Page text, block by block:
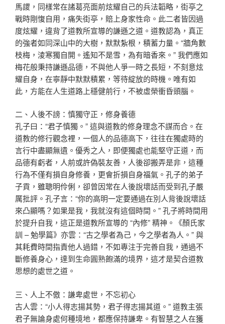
馬謖，同樣常在諸葛亮面前炫耀自己的兵法韜略，街亭之
戰時剛愎自用，痛失街亭，賠上身家性命。此二者皆因過
度炫耀，違背了道教所宣導的謙遜之道。道教認為，真正
的強者如同深山中的大樹，默默紮根，積蓄力量。“牆角數
枝梅，淩寒獨自開。遙知不是雪，為有暗香來。” 我們應如
梅花般秉持謙遜品德，不與他人爭一時之長短，不刻意炫
耀自身，在寧靜中默默積累，等待綻放的時機。唯有如
此，方能在人生道路上穩健前行，不被虛榮衝昏頭腦。
二、人後不謗：慎獨守正，修身養德
孔子曰：“君子慎獨。” 這與道教的修身理念不謀而合。在
道教的修行觀念裡，一個人的品德高下，往往在獨處時的
言行中盡顯無遺。優秀之人，即便獨處也能堅守正道，而
品德有虧者，人前或許偽裝友善，人後卻搬弄是非，這種
行為不僅有損自身修養，更會折損自身福氣。孔子的弟子
子貢，雖聰明伶俐，卻曾因常在人後說壞話而受到孔子嚴
厲批評。孔子言：“你的高明一定要通過在別人背後說壞話
來凸顯嗎？如果是我，我就沒有這個時間。” 孔子將時間用
於提升自我，這正是道教所宣導的 “內修” 精神。《顏氏家
訓 – 勉學篇》亦雲：“古之學者為己，今之學者為人。” 與
其耗費時間指責他人過錯，不如專注于完善自我，通過不
斷修養身心，達到生命圓熟飽滿的境界，這才是契合道教
思想的處世之道。
三、人上不傲：謙卑處世，不忘初心
古人雲：“小人得志揚其勢，君子得志揚其道。” 道教主張
君子無論身處何種境地，都應保持謙卑。有智慧之人在獲